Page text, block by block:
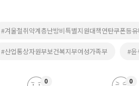
#겨울철취약계층난방비특별지원대책연탄쿠폰등
#산업통상자원부보건복지부여성가족부 #윤
0 0